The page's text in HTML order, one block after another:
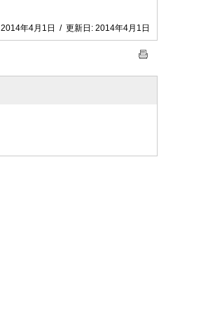
2014年4月1日 / 更新日: 2014年4月1日